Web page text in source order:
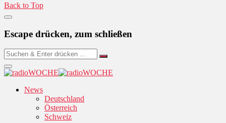
Back to Top
Escape drücken, zum schließen
News
Deutschland
Österreich
Schweiz